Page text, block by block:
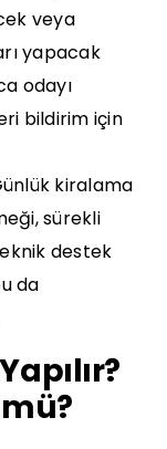
veya
yapacak
odayı
bildirim için
kiralama
sürekli
destek
da